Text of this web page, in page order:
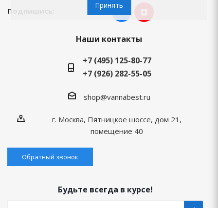
Подпишись:
Наши контакты
+7 (495) 125-80-77
+7 (926) 282-55-05
shop@vannabest.ru
г. Москва, Пятницкое шоссе, дом 21,
помещение 40
Обратный звонок
Будьте всегда в курсе!
Принять